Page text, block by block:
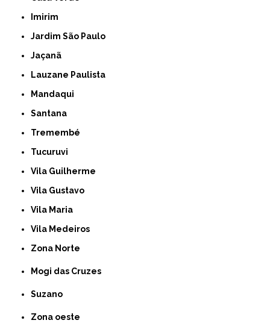
Imirim
Jardim São Paulo
Jaçanã
Lauzane Paulista
Mandaqui
Santana
Tremembé
Tucuruvi
Vila Guilherme
Vila Gustavo
Vila Maria
Vila Medeiros
Zona Norte
Mogi das Cruzes
Suzano
Zona oeste